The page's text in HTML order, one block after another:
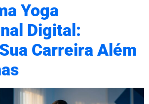
Yoga
Digital:
Carreira Além